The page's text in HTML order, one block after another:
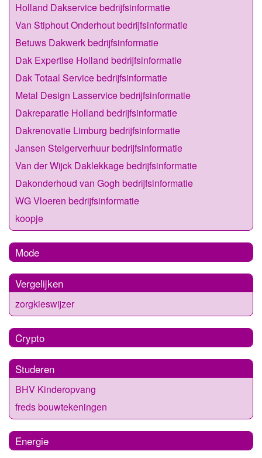
Holland Dakservice bedrijfsinformatie
Van Stiphout Onderhout bedrijfsinformatie
Betuws Dakwerk bedrijfsinformatie
Dak Expertise Holland bedrijfsinformatie
Dak Totaal Service bedrijfsinformatie
Metal Design Lasservice bedrijfsinformatie
Dakreparatie Holland bedrijfsinformatie
Dakrenovatie Limburg bedrijfsinformatie
Jansen Steigerverhuur bedrijfsinformatie
Van der Wijck Daklekkage bedrijfsinformatie
Dakonderhoud van Gogh bedrijfsinformatie
WG Vloeren bedrijfsinformatie
koopje
Mode
Vergelijken
zorgkieswijzer
Crypto
Studeren
BHV Kinderopvang
freds bouwtekeningen
Energie